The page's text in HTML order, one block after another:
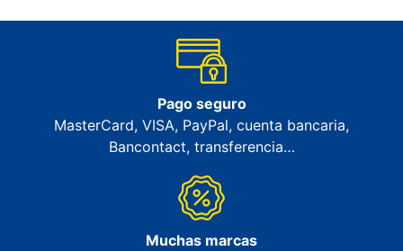
Pago seguro
MasterCard, VISA, PayPal, cuenta bancaria,
Bancontact, transferencia…
Muchas marcas